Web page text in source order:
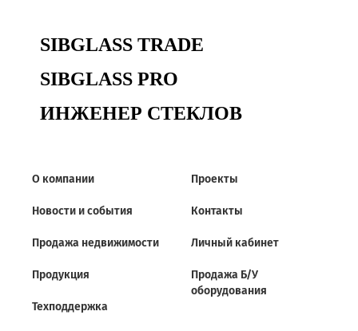
SIBGLASS TRADE
SIBGLASS PRO
ИНЖЕНЕР СТЕКЛОВ
О компании
Новости и события
Продажа недвижимости
Продукция
Техподдержка
Проекты
Контакты
Личный кабинет
Продажа Б/У
оборудования